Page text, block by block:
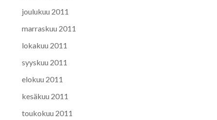
joulukuu 2011
marraskuu 2011
lokakuu 2011
syyskuu 2011
elokuu 2011
kesäkuu 2011
toukokuu 2011